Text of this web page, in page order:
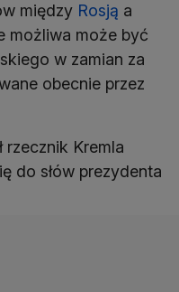
między Rosją a
możliwa może być
w zamian za
obecnie przez
rzecznik Kremla
do słów prezydenta